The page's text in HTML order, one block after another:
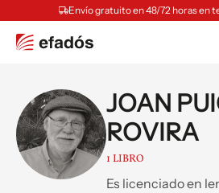
Envío gratuito en 48/72 horas en
JOAN
ROVIRA
1 LIBRO
Es licenciado en